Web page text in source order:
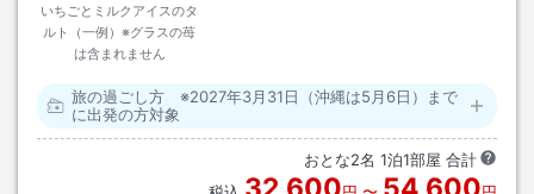
いちごとミルクアイスのタ
ルト（一例）※グラスの苺
は含まれません
旅の過ごし方 ※2027年3月31日（沖縄は5月6日）まで
に出発の方対象
おとな2名 1泊1部屋 合計